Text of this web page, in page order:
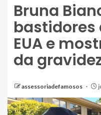
Bruna
bastidores
EUA e
da
assessoriadefamosos